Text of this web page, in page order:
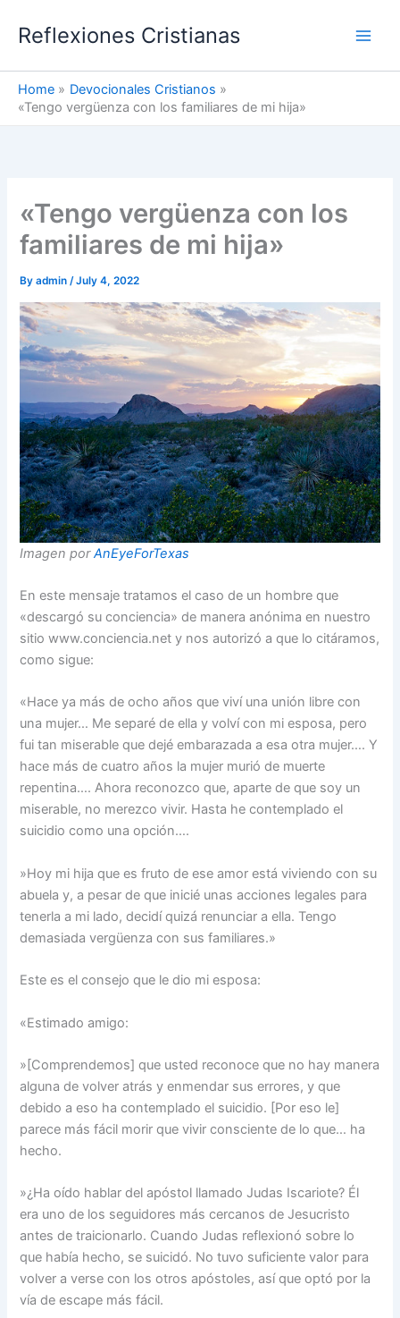
Reflexiones Cristianas
Home
Devocionales Cristianos
«Tengo vergüenza con los familiares de mi hija»
«Tengo vergüenza con los
familiares de mi hija»
Byadmin/July 4, 2022
Imagen porAnEyeForTexas
En este mensaje tratamos el caso de un hombre que
«descargó su conciencia» de manera anónima en nuestro
sitio www.conciencia.net y nos autorizó a que lo citáramos,
como sigue:
«Hace ya más de ocho años que viví una unión libre con
una mujer… Me separé de ella y volví con mi esposa, pero
fui tan miserable que dejé embarazada a esa otra mujer…. Y
hace más de cuatro años la mujer murió de muerte
repentina…. Ahora reconozco que, aparte de que soy un
miserable, no merezco vivir. Hasta he contemplado el
suicidio como una opción….
»Hoy mi hija que es fruto de ese amor está viviendo con su
abuela y, a pesar de que inicié unas acciones legales para
tenerla a mi lado, decidí quizá renunciar a ella. Tengo
demasiada vergüenza con sus familiares.»
Este es el consejo que le dio mi esposa:
«Estimado amigo:
»[Comprendemos] que usted reconoce que no hay manera
alguna de volver atrás y enmendar sus errores, y que
debido a eso ha contemplado el suicidio. [Por eso le]
parece más fácil morir que vivir consciente de lo que… ha
hecho.
»¿Ha oído hablar del apóstol llamado Judas Iscariote? Él
era uno de los seguidores más cercanos de Jesucristo
antes de traicionarlo. Cuando Judas reflexionó sobre lo
que había hecho, se suicidó. No tuvo suficiente valor para
volver a verse con los otros apóstoles, así que optó por la
vía de escape más fácil.